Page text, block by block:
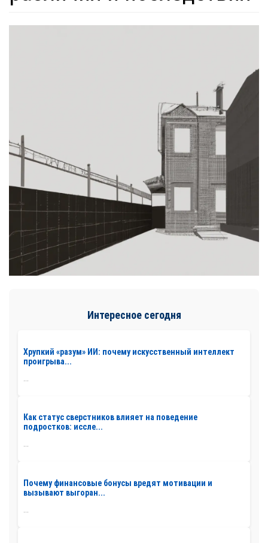
Интересное сегодня
Хрупкий «разум» ИИ: почему искусственный интеллект
проигрыва...
Как статус сверстников влияет на поведение
подростков: иссле...
...
Почему финансовые бонусы вредят мотивации и
вызывают выгоран...